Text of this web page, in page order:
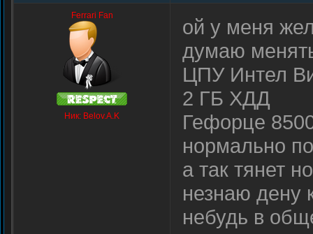
Ferrari Fan
Ник: Belov.A.K
ой у меня
думаю
ЦПУ Интел
2 ГБ ХДД
Гефорце
нормально
а так тянет
незнаю дену
небудь в